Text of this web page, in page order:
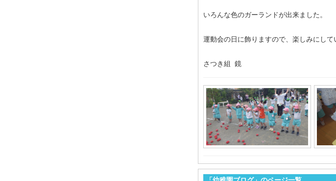
いろんな色のガーランドが出来ました。
運動会の日に飾りますので、楽しみにして
さつき組 鏡